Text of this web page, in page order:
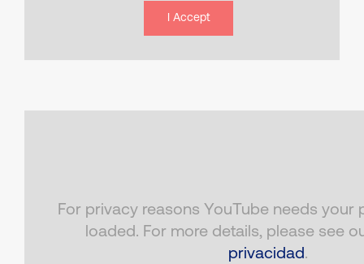
I Accept
For privacy reasons YouTube needs your
loaded. For more details, please see
privacidad.